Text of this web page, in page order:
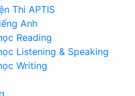
Thi APTIS
Anh
Reading
Listening & Speaking
Writing